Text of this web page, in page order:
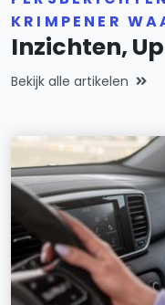
KRIMPENER
Inzichten,
Bekijk alle artikelen